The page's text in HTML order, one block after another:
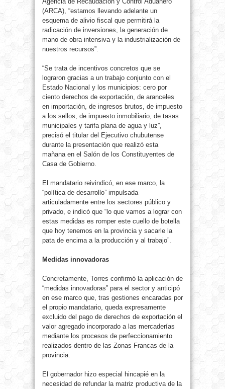
(ARCA), “estamos llevando adelante un
esquema de alivio fiscal que permitirá la
radicación de inversiones, la generación de
mano de obra intensiva y la industrialización de
nuestros recursos”.
“Se trata de incentivos concretos que se
lograron gracias a un trabajo conjunto con el
Estado Nacional y los municipios: cero por
ciento derechos de exportación, de aranceles
en importación, de ingresos brutos, de impuesto
a los sellos, de impuesto inmobiliario, de tasas
municipales y tarifa plana de agua y luz”,
precisó el titular del Ejecutivo chubutense
durante la presentación que realizó esta
mañana en el Salón de los Constituyentes de
Casa de Gobierno.
El mandatario reivindicó, en ese marco, la
“política de desarrollo” impulsada
articuladamente entre los sectores público y
privado, e indicó que “lo que vamos a lograr con
estas medidas es romper este cuello de botella
que hoy tenemos en la provincia y sacarle la
pata de encima a la producción y al trabajo”.
Medidas innovadoras
Concretamente, Torres confirmó la aplicación de
“medidas innovadoras” para el sector y anticipó
en ese marco que, tras gestiones encaradas por
el propio mandatario, queda expresamente
excluido del pago de derechos de exportación el
valor agregado incorporado a las mercaderías
mediante los procesos de perfeccionamiento
realizados dentro de las Zonas Francas de la
provincia.
El gobernador hizo especial hincapié en la
necesidad de refundar la matriz productiva de la